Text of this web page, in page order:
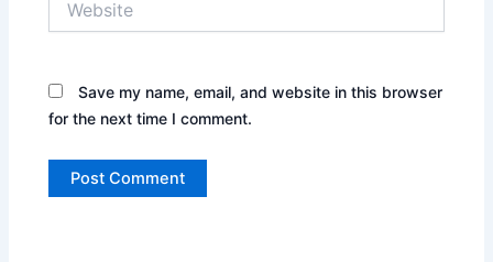
Save my name, email, and website in this browser
for the next time I comment.